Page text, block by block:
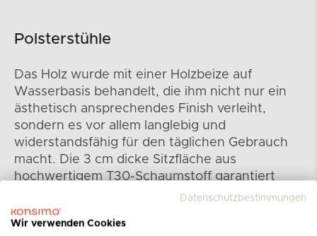
Polsterstühle
Das Holz wurde mit einer Holzbeize auf
Wasserbasis behandelt, die ihm nicht nur ein
ästhetisch ansprechendes Finish verleiht,
sondern es vor allem langlebig und
widerstandsfähig für den täglichen Gebrauch
macht. Die 3 cm dicke Sitzfläche aus
hochwertigem T30-Schaumstoff garantiert
optimalen Halt und Komfort auch bei langen
Besprechungen am Esstisch. Die ergonomisch
geformte Rückenlehne ist zwar etwas dünner
Datenschutzbestimmungen
Wir verwenden Cookies